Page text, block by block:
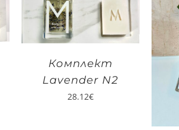
Комплект
Lavender N2
28.12€